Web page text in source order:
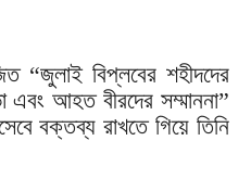
“জুলাই বিপ্লবের শহীদদের
আহত বীরদের সম্মাননা”
বক্তব্য রাখতে গিয়ে তিনি